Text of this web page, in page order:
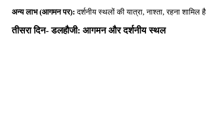
अन्य लाभ (आगमन पर): दर्शनीय स्थलों की यात्रा, नाश्ता, रहना शामिल है
तीसरा दिन- डलहौजी: आगमन और दर्शनीय स्थल